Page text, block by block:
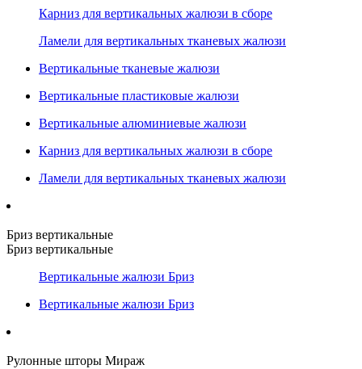
Карниз для вертикальных жалюзи в сборе
Ламели для вертикальных тканевых жалюзи
Вертикальные тканевые жалюзи
Вертикальные пластиковые жалюзи
Вертикальные алюминиевые жалюзи
Карниз для вертикальных жалюзи в сборе
Ламели для вертикальных тканевых жалюзи
Бриз вертикальные
Бриз вертикальные
Вертикальные жалюзи Бриз
Вертикальные жалюзи Бриз
Рулонные шторы Мираж